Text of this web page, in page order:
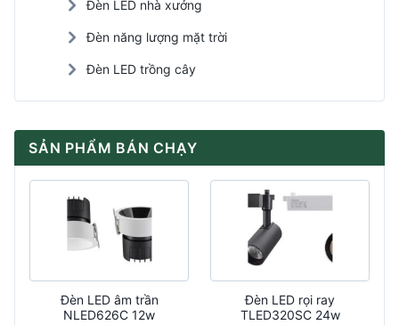
Đèn LED nhà xưởng
Đèn năng lượng mặt trời
Đèn LED trồng cây
SẢN PHẨM BÁN CHẠY
Đèn LED âm trần
NLED626C 12w
Đèn LED rọi ray
TLED320SC 24w